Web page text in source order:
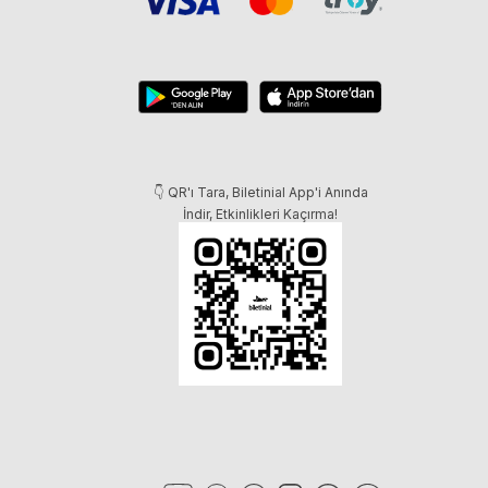
👇 QR'ı Tara, Biletinial App'i Anında
İndir, Etkinlikleri Kaçırma!